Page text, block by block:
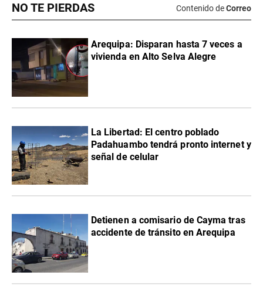
NO TE PIERDAS Contenido deCorreo
Arequipa: Disparan hasta 7 veces a
vivienda en Alto Selva Alegre
La Libertad: El centro poblado
Padahuambo tendrá pronto internet y
señal de celular
Detienen a comisario de Cayma tras
accidente de tránsito en Arequipa